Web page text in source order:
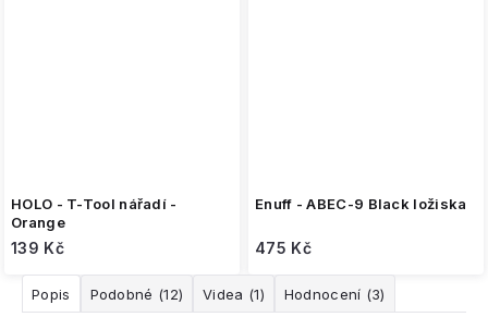
HOLO - T-Tool nářadí -
Orange
139 Kč
Enuff - ABEC-9 Black ložiska
475 Kč
Popis Podobné (12) Videa (1) Hodnocení (3)